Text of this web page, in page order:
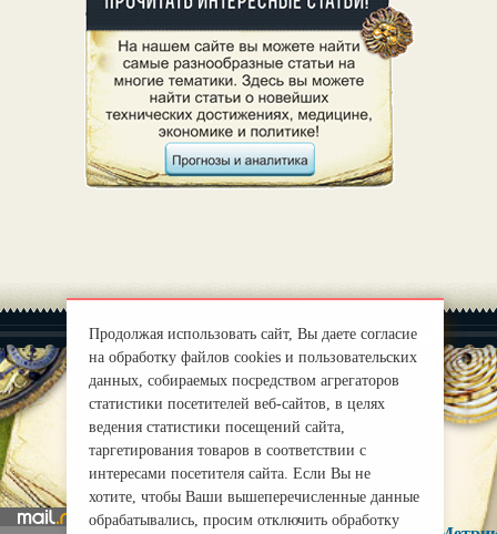
О нас |
mirprognoz@mail.ru
Продолжая использовать сайт, Вы даете согласие
на обработку файлов cookies и пользовательских
данных, собираемых посредством агрегаторов
статистики посетителей веб-сайтов, в целях
ведения статистики посещений сайта,
таргетирования товаров в соответствии с
интересами посетителя сайта. Если Вы не
хотите, чтобы Ваши вышеперечисленные данные
обрабатывались, просим отключить обработку